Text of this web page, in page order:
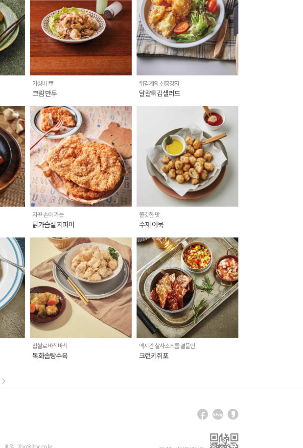
가성비 甲
크림 만두
튀김계의 신흥강자
달걀튀김샐러드
자꾸 손이 가는
닭가슴살 지파이
쫄깃한 맛
수제 어묵
찹쌀로 바삭바삭
목화솜탕수육
멕시칸 살사소스를 곁들인
크런키쥐포
메일 : 2bc@2bc.co.kr